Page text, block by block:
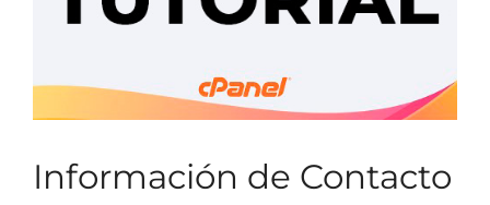
Información de Contacto